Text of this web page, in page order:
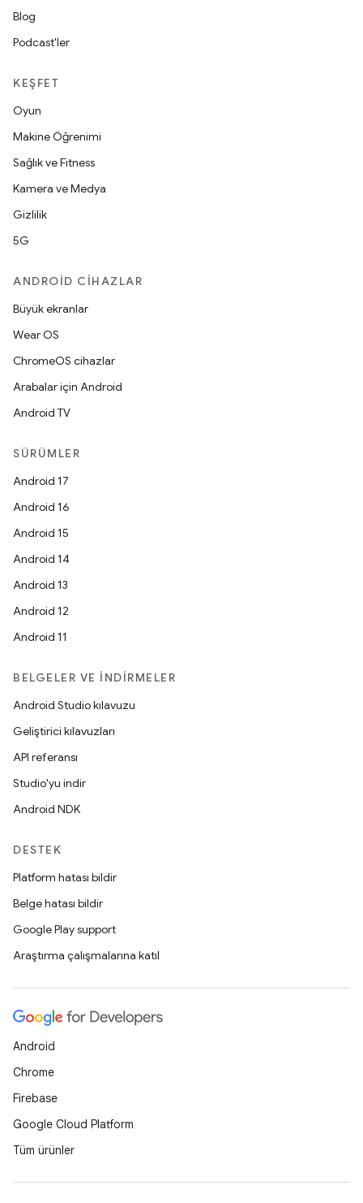
Blog
Podcast'ler
KEŞFET
Oyun
Makine Öğrenimi
Sağlık ve Fitness
Kamera ve Medya
Gizlilik
5G
ANDROID CIHAZLAR
Büyük ekranlar
Wear OS
ChromeOS cihazlar
Arabalar için Android
Android TV
SÜRÜMLER
Android 17
Android 16
Android 15
Android 14
Android 13
Android 12
Android 11
BELGELER VE İNDIRMELER
Android Studio kılavuzu
Geliştirici kılavuzları
API referansı
Studio'yu indir
Android NDK
DESTEK
Platform hatası bildir
Belge hatası bildir
Google Play support
Araştırma çalışmalarına katıl
Android
Chrome
Firebase
Google Cloud Platform
Tüm ürünler